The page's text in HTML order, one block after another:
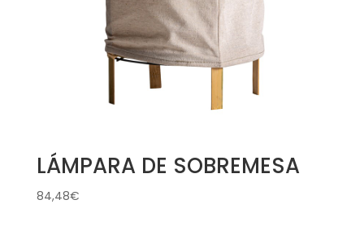
LÁMPARA DE SOBREMESA
84,48€